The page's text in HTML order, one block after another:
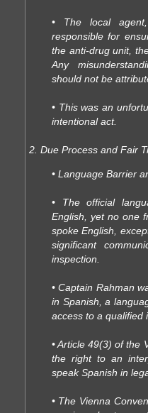
• The local
responsible for
the anti-drug unit,
Any
should not be
• This was an
intentional act.
2. Due Process and Fair
• Language Barrier
• The official
English, yet no one
spoke English,
significant
inspection.
• Captain Rahman
in Spanish, a
access to a qualified
• Article 49(3) of the
the right to an
speak Spanish in
• The Vienna